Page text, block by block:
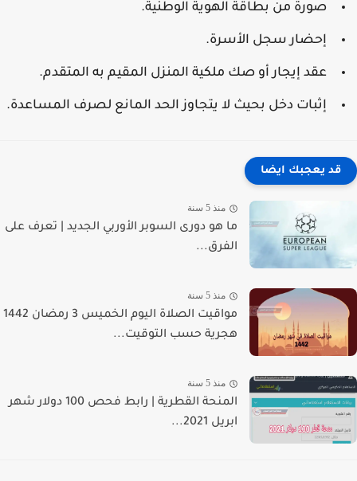
صورة من بطاقة الهوية الوطنية.
إحضار سجل الأسرة.
عقد إيجار أو صك ملكية المنزل المقيم به المتقدم.
إثبات دخل بحيث لا يتجاوز الحد المانع لصرف المساعدة.
قد يعجبك ايضا
منذ 5 سنة
ما هو دورى السوبر الأوربي الجديد | تعرف على
الفرق...
منذ 5 سنة
مواقيت الصلاة اليوم الخميس 3 رمضان 1442
هجرية حسب التوقيت...
منذ 5 سنة
المنحة القطرية | رابط فحص 100 دولار شهر
ابريل 2021...